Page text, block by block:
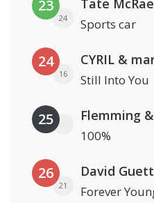
23
24
Tate McRae
Sports car
24
16
CYRIL &
Still Into You
25 Flemming
100%
26
21 Forever